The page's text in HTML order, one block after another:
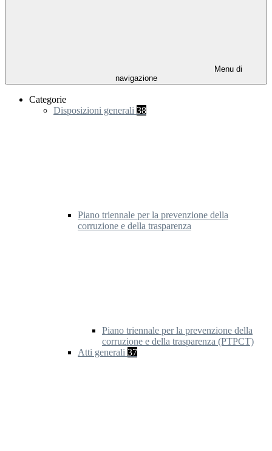
Menu di
navigazione
Categorie
Disposizioni generali 38
Piano triennale per la prevenzione della
corruzione e della trasparenza
Piano triennale per la prevenzione della
corruzione e della trasparenza (PTPCT)
Atti generali 37